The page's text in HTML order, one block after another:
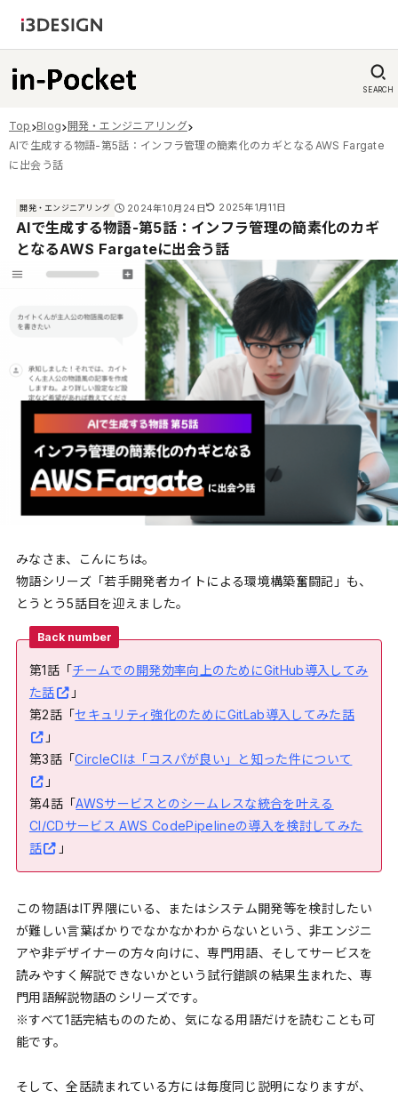
SEARCH
Top Blog
開発・エンジニアリング
AIで生成する物語-第5話：インフラ管理の簡素化のカギとなるAWS Fargate
に出会う話
開発・エンジニアリング 2024年10月24日 2025年1月11日
AIで生成する物語-第5話：インフラ管理の簡素化のカギ
となるAWS Fargateに出会う話
みなさま、こんにちは。
物語シリーズ「若手開発者カイトによる環境構築奮闘記」も、
とうとう5話目を迎えました。
Back number
第1話「チームでの開発効率向上のためにGitHub導入してみ
た話
」
第2話「セキュリティ強化のためにGitLab導入してみた話
」
第3話「CircleCIは「コスパが良い」と知った件について
」
第4話「AWSサービスとのシームレスな統合を叶える
CI/CDサービス AWS CodePipelineの導入を検討してみた
話
」
この物語はIT界隈にいる、またはシステム開発等を検討したい
が難しい言葉ばかりでなかなかわからないという、非エンジニ
アや非デザイナーの方々向けに、専門用語、そしてサービスを
読みやすく解説できないかという試行錯誤の結果生まれた、専
門用語解説物語のシリーズです。
※すべて1話完結もののため、気になる用語だけを読むことも可
能です。
そして、全話読まれている方には毎度同じ説明になりますが、